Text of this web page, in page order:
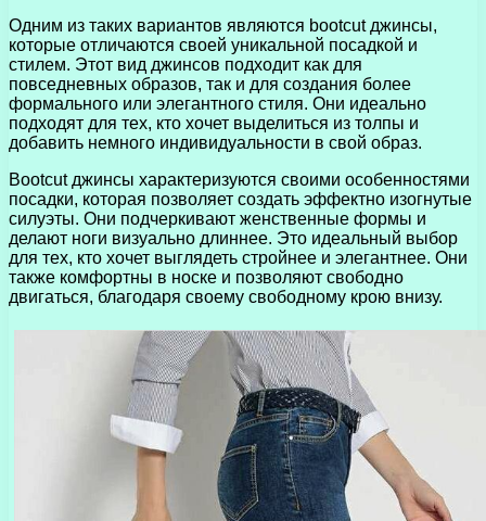
Одним из таких вариантов являются bootcut джинсы,
которые отличаются своей уникальной посадкой и
стилем. Этот вид джинсов подходит как для
повседневных образов, так и для создания более
формального или элегантного стиля. Они идеально
подходят для тех, кто хочет выделиться из толпы и
добавить немного индивидуальности в свой образ.
Bootcut джинсы характеризуются своими особенностями
посадки, которая позволяет создать эффектно изогнутые
силуэты. Они подчеркивают женственные формы и
делают ноги визуально длиннее. Это идеальный выбор
для тех, кто хочет выглядеть стройнее и элегантнее. Они
также комфортны в носке и позволяют свободно
двигаться, благодаря своему свободному крою внизу.